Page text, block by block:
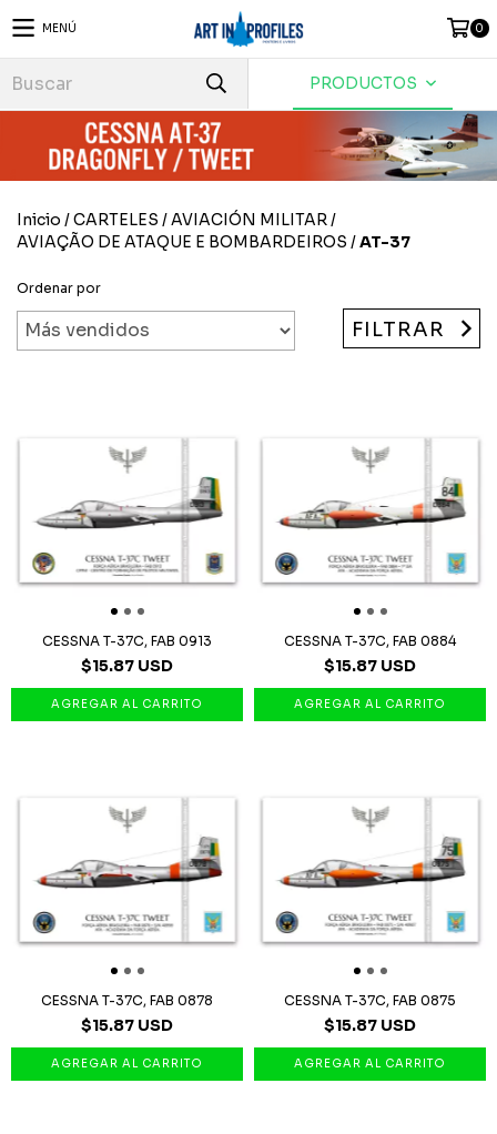
MENÚ 0
PRODUCTOS
Inicio /CARTELES /AVIACIÓN MILITAR /
AVIAÇÃO DE ATAQUE E BOMBARDEIROS /AT-37
Ordenar por
FILTRAR
CESSNA T-37C, FAB 0913
$15.87 USD
CESSNA T-37C, FAB 0884
$15.87 USD
CESSNA T-37C, FAB 0878
$15.87 USD
CESSNA T-37C, FAB 0875
$15.87 USD